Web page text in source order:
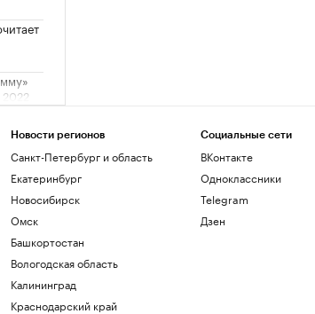
Новости регионов
Санкт-Петербург и область
Екатеринбург
Новосибирск
Омск
Башкортостан
Вологодская область
Калининград
Краснодарский край
Социальные сети
ВКонтакте
Одноклассники
Telegram
Дзен